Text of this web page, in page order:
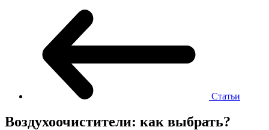
Статьи
Воздухоочистители: как выбрать?